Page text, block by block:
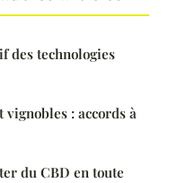
des technologies
: accords à
du CBD en toute